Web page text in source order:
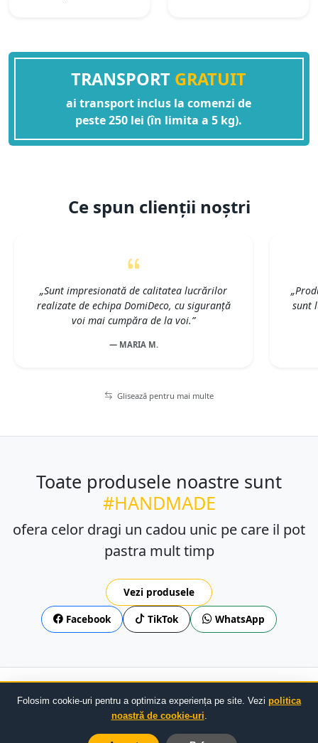
TRANSPORT GRATUIT
ai transport inclus la comenzi de
peste 250 lei (în limita a 5 kg).
Ce spun clienții noștri
„Sunt impresionată de calitatea lucrărilor
realizate de echipa DomiDeco, cu siguranță
voi mai cumpăra de la voi.”
— MARIA M.
sunt
Glisează pentru mai multe
Toate produsele noastre sunt
#HANDMADE
ofera celor dragi un cadou unic pe care il pot
pastra mult timp
Vezi produsele
Facebook
TikTok WhatsApp
ConfidențialitateLivrare/ReturTOSANPCSOL
© 2023 - 2026Domideco.ro— Creat manual cu drag
Folosim cookie-uri pentru a optimiza experiența pe site. Vezi politica
noastră de cookie-uri.